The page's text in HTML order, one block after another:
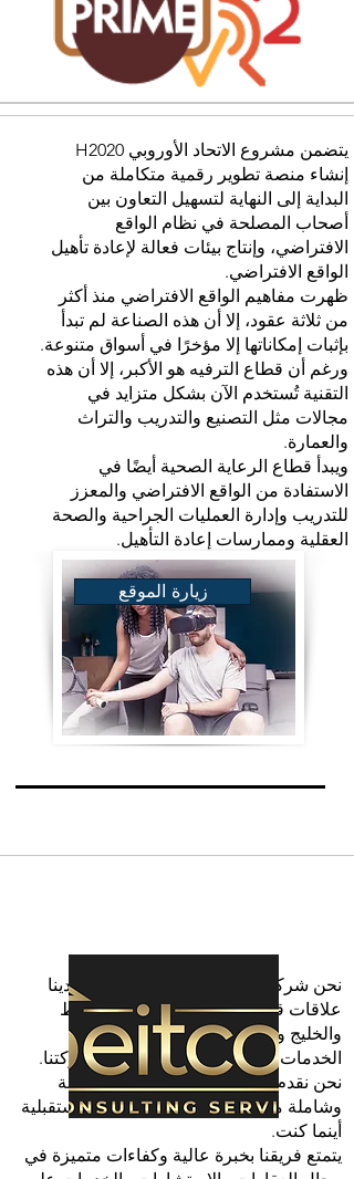
يتضمن مشروع الاتحاد الأوروبي H2020
إنشاء منصة تطوير رقمية متكاملة من
البداية إلى النهاية لتسهيل التعاون بين
أصحاب المصلحة في نظام الواقع
الافتراضي، وإنتاج بيئات فعالة لإعادة تأهيل
الواقع الافتراضي.
ظهرت مفاهيم الواقع الافتراضي منذ أكثر
من ثلاثة عقود، إلا أن هذه الصناعة لم تبدأ
بإثبات إمكاناتها إلا مؤخرًا في أسواق متنوعة.
ورغم أن قطاع الترفيه هو الأكبر، إلا أن هذه
التقنية تُستخدم الآن بشكل متزايد في
مجالات مثل التصنيع والتدريب والتراث
والعمارة.
ويبدأ قطاع الرعاية الصحية أيضًا في
الاستفادة من الواقع الافتراضي والمعزز
للتدريب وإدارة العمليات الجراحية والصحة
العقلية وممارسات إعادة التأهيل.
زيارة الموقع
نحن شركة قبرصية مقرها ليماسول ولدينا
علاقات قوية في منطقة الشرق الأوسط
والخليج وشمال أفريقيا بالكامل بفضل
الخدمات والاستشارات التي تقدمها شركتنا.
نحن نقدم نصائح ممتازة وخدمة مخصصة
وشاملة من AZ فيما يتعلق بخطتك المستقبلية
أينما كنت.
يتمتع فريقنا بخبرة عالية وكفاءات متميزة في